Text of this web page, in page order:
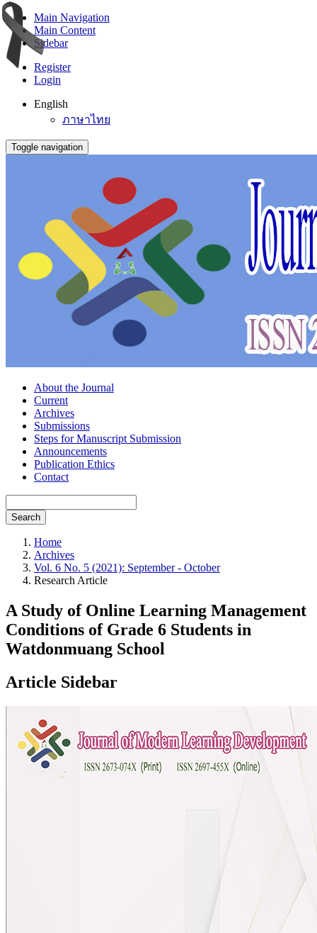
Main Navigation
Main Content
Sidebar
Register
Login
English
ภาษาไทย
Toggle navigation
About the Journal
Current
Archives
Submissions
Steps for Manuscript Submission
Announcements
Publication Ethics
Contact
Search
Home
Archives
Vol. 6 No. 5 (2021): September - October
Research Article
A Study of Online Learning Management
Conditions of Grade 6 Students in
Watdonmuang School
Article Sidebar